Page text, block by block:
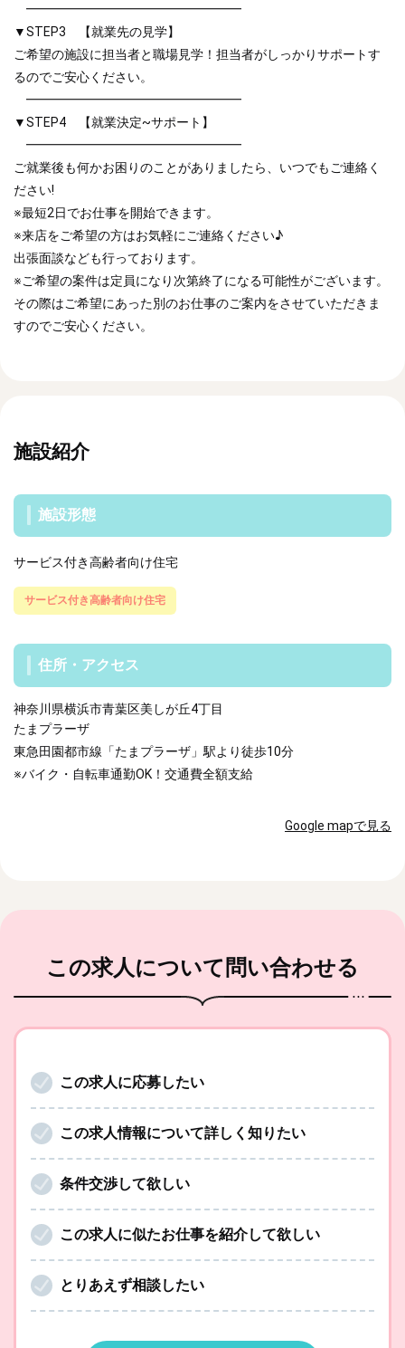
━━━━━━━━━━━━━━━━━
▼STEP3 【就業先の見学】
ご希望の施設に担当者と職場見学！担当者がしっかりサポートす
るのでご安心ください。
━━━━━━━━━━━━━━━━━
▼STEP4 【就業決定~サポート】
━━━━━━━━━━━━━━━━━
ご就業後も何かお困りのことがありましたら、いつでもご連絡く
ださい!
※最短2日でお仕事を開始できます。
※来店をご希望の方はお気軽にご連絡ください♪
出張面談なども行っております。
※ご希望の案件は定員になり次第終了になる可能性がございます。
その際はご希望にあった別のお仕事のご案内をさせていただきま
すのでご安心ください。
施設紹介
施設形態
サービス付き高齢者向け住宅
サービス付き高齢者向け住宅
住所・アクセス
神奈川県横浜市青葉区美しが丘4丁目
たまプラーザ
東急田園都市線「たまプラーザ」駅より徒歩10分
※バイク・自転車通勤OK！交通費全額支給
Google mapで見る
この求人について問い合わせる
この求人に応募したい
この求人情報について詳しく知りたい
条件交渉して欲しい
この求人に似たお仕事を紹介して欲しい
とりあえず相談したい